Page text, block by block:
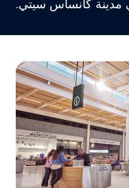
مدينة كانساس سيتي.